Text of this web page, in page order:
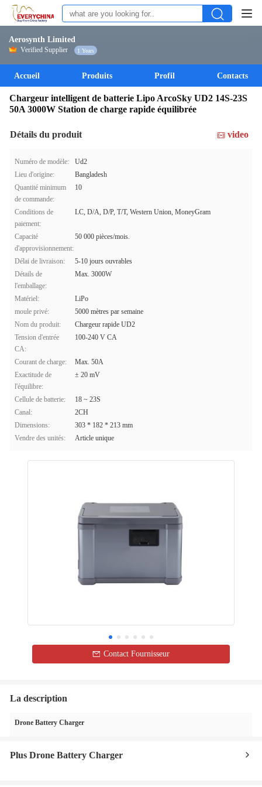
Aerosynth Limited
Verified Supplier 1 Years
Accueil Produits Profil Contacts
Chargeur intelligent de batterie Lipo ArcoSky UD2 14S-23S
50A 3000W Station de charge rapide équilibrée
Détails du produit video
Numéro de modèle:
Ud2
Lieu d'origine:
Bangladesh
Quantité minimum
de commande:
10
Conditions de
paiement:
LC, D/A, D/P, T/T, Western Union, MoneyGram
Capacité
d'approvisionnement:
50 000 pièces/mois.
Délai de livraison:
5-10 jours ouvrables
Détails de
l'emballage:
Max. 3000W
Matériel:
LiPo
moule privé:
5000 mètres par semaine
Nom du produit:
Chargeur rapide UD2
Tension d'entrée
CA:
100-240 V CA
Courant de charge:
Max. 50A
Exactitude de
l'équilibre:
± 20 mV
Cellule de batterie:
18 ~ 23S
Canal:
2CH
Dimensions:
303 * 182 * 213 mm
Vendre des unités:
Article unique
Contact Fournisseur
La description
Drone Battery Charger
Plus Drone Battery Charger